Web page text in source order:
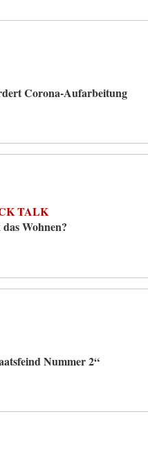
Corona-Aufarbeitung
TALK
Wohnen?
Nummer 2“